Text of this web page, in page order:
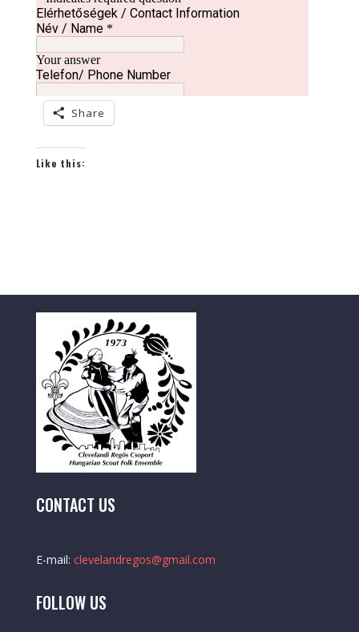
Share
Like this:
CONTACT US
E-mail: clevelandregos@gmail.com
FOLLOW US